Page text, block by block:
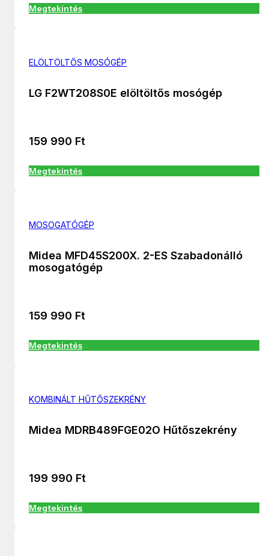
Megtekintés
ELÖLTÖLTŐS MOSÓGÉP
LG F2WT208S0E elöltöltős mosógép
159 990 Ft
Megtekintés
MOSOGATÓGÉP
Midea MFD45S200X. 2-ES Szabadonálló
mosogatógép
159 990 Ft
Megtekintés
KOMBINÁLT HŰTŐSZEKRÉNY
Midea MDRB489FGE02O Hűtőszekrény
199 990 Ft
Megtekintés